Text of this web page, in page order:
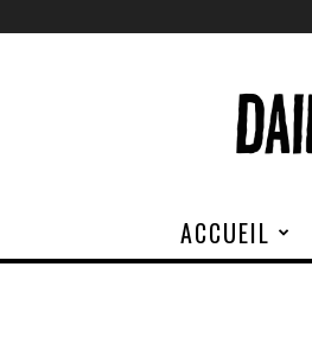
ACCUEIL